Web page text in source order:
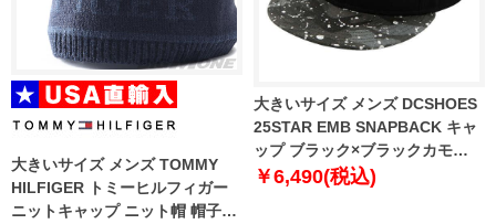
大きいサイズ メンズ TOMMY
HILFIGER トミーヒルフィガー
ニットキャップ ニット帽 帽子
大きいサイズ メンズ DCSHOES
25STAR EMB SNAPBACK キャ
ップ ブラック×ブラックカモ
1270-5320-1 4L
￥6,490(税込)